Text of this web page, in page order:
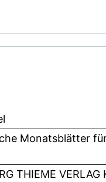
Monatsblätter
THIEME VERLAG